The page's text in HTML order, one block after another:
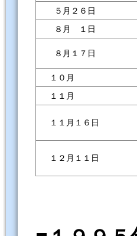
５月２６日
８月 １日
８月１７日
１０月
１１月
１１月１６日
１２月１１日